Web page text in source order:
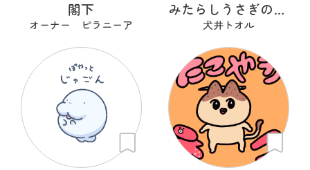
閣下
オーナー ピラニーア
みたらしうさぎのしらたま
犬井トオル